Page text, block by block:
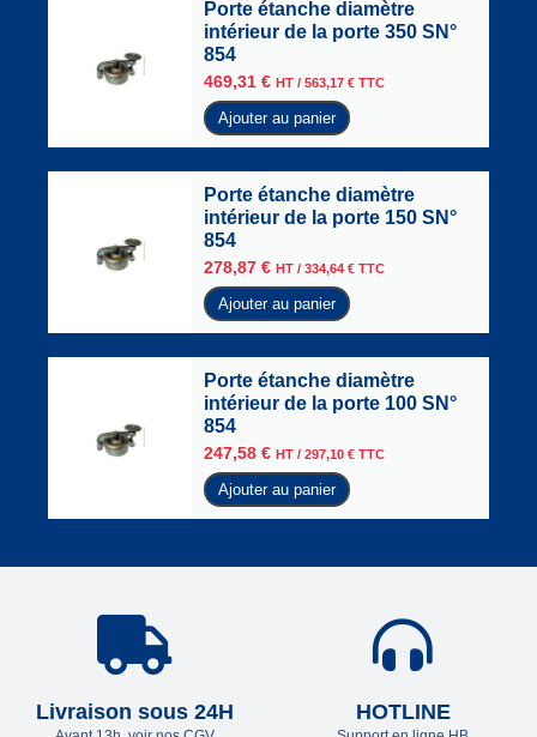
Porte étanche diamètre
intérieur de la porte 350 SN°
854
469,31 € HT / 563,17 € TTC
Ajouter au panier
Porte étanche diamètre
intérieur de la porte 150 SN°
854
278,87 € HT / 334,64 € TTC
Ajouter au panier
Porte étanche diamètre
intérieur de la porte 100 SN°
854
247,58 € HT / 297,10 € TTC
Ajouter au panier
Livraison sous 24H HOTLINE